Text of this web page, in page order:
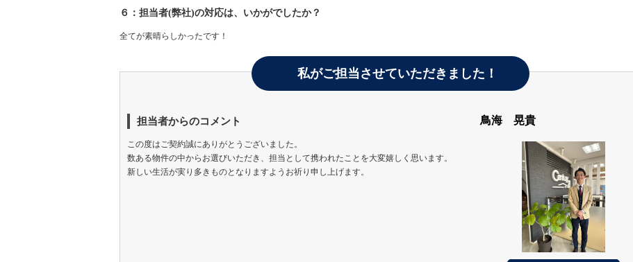
６：担当者(弊社)の対応は、いかがでしたか？
全てが素晴らしかったです！
私がご担当させていただきました！
担当者からのコメント
この度はご契約誠にありがとうございました。
数ある物件の中からお選びいただき、担当として携われたことを大変嬉しく思います。
新しい生活が実り多きものとなりますようお祈り申し上げます。
鳥海 晃貴